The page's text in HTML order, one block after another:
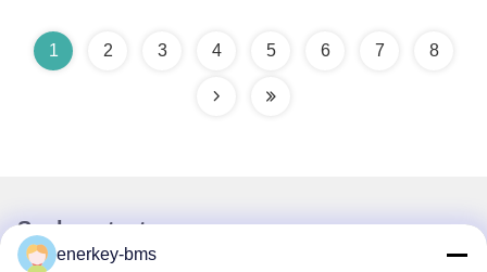
1 2 3 4 5 6 7 8
Snel contact
enerkey-bms